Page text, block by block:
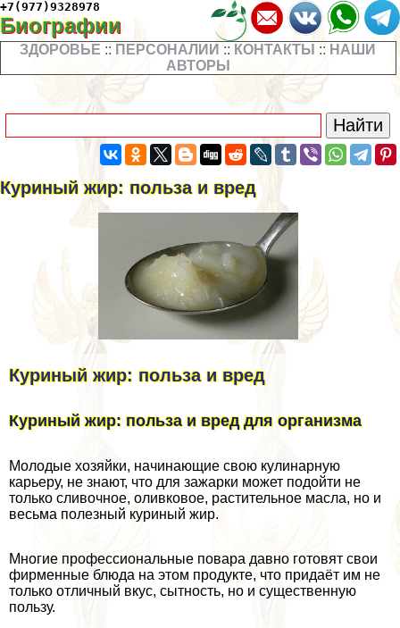
+7(977)9328978
Биографии
ЗДОРОВЬЕ :: ПЕРСОНАЛИИ :: КОНТАКТЫ :: НАШИ
АВТОРЫ
Куриный жир: польза и вред
Куриный жир: польза и вред
Куриный жир: польза и вред для организма
Молодые хозяйки, начинающие свою кулинарную
карьеру, не знают, что для зажарки может подойти не
только сливочное, оливковое, растительное масла, но и
весьма полезный куриный жир.
Многие профессиональные повара давно готовят свои
фирменные блюда на этом продукте, что придаёт им не
только отличный вкус, сытность, но и существенную
пользу.